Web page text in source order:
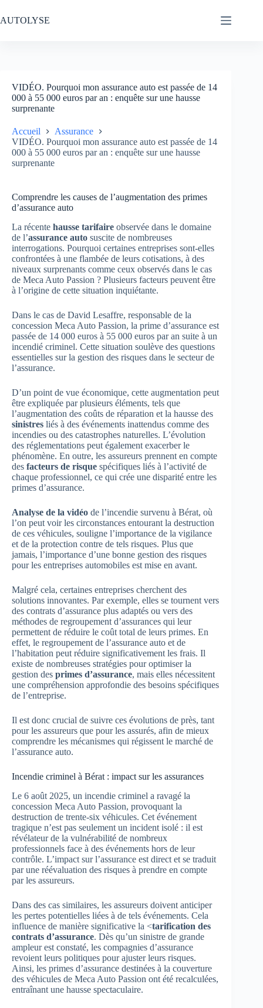
au
contenu
AUTOLYSE
VIDÉO. Pourquoi mon assurance auto est passée de 14
000 à 55 000 euros par an : enquête sur une hausse
surprenante
Accueil
Assurance
VIDÉO. Pourquoi mon assurance auto est passée de 14
000 à 55 000 euros par an : enquête sur une hausse
surprenante
Comprendre les causes de l’augmentation des primes
d’assurance auto
La récente hausse tarifaire observée dans le domaine
de l’assurance auto suscite de nombreuses
interrogations. Pourquoi certaines entreprises sont-elles
confrontées à une flambée de leurs cotisations, à des
niveaux surprenants comme ceux observés dans le cas
de Meca Auto Passion ? Plusieurs facteurs peuvent être
à l’origine de cette situation inquiétante.
Dans le cas de David Lesaffre, responsable de la
concession Meca Auto Passion, la prime d’assurance est
passée de 14 000 euros à 55 000 euros par an suite à un
incendié criminel. Cette situation soulève des questions
essentielles sur la gestion des risques dans le secteur de
l’assurance.
D’un point de vue économique, cette augmentation peut
être expliquée par plusieurs éléments, tels que
l’augmentation des coûts de réparation et la hausse des
sinistres liés à des événements inattendus comme des
incendies ou des catastrophes naturelles. L’évolution
des réglementations peut également exacerber le
phénomène. En outre, les assureurs prennent en compte
des facteurs de risque spécifiques liés à l’activité de
chaque professionnel, ce qui crée une disparité entre les
primes d’assurance.
Analyse de la vidéo de l’incendie survenu à Bérat, où
l’on peut voir les circonstances entourant la destruction
de ces véhicules, souligne l’importance de la vigilance
et de la protection contre de tels risques. Plus que
jamais, l’importance d’une bonne gestion des risques
pour les entreprises automobiles est mise en avant.
Malgré cela, certaines entreprises cherchent des
solutions innovantes. Par exemple, elles se tournent vers
des contrats d’assurance plus adaptés ou vers des
méthodes de regroupement d’assurances qui leur
permettent de réduire le coût total de leurs primes. En
effet, le regroupement de l’assurance auto et de
l’habitation peut réduire significativement les frais. Il
existe de nombreuses stratégies pour optimiser la
gestion des primes d’assurance, mais elles nécessitent
une compréhension approfondie des besoins spécifiques
de l’entreprise.
Il est donc crucial de suivre ces évolutions de près, tant
pour les assureurs que pour les assurés, afin de mieux
comprendre les mécanismes qui régissent le marché de
l’assurance auto.
Incendie criminel à Bérat : impact sur les assurances
Le 6 août 2025, un incendie criminel a ravagé la
concession Meca Auto Passion, provoquant la
destruction de trente-six véhicules. Cet événement
tragique n’est pas seulement un incident isolé : il est
révélateur de la vulnérabilité de nombreux
professionnels face à des événements hors de leur
contrôle. L’impact sur l’assurance est direct et se traduit
par une réévaluation des risques à prendre en compte
par les assureurs.
Dans des cas similaires, les assureurs doivent anticiper
les pertes potentielles liées à de tels événements. Cela
influence de manière significative la <tarification des
contrats d’assurance. Dès qu’un sinistre de grande
ampleur est constaté, les compagnies d’assurance
revoient leurs politiques pour ajuster leurs risques.
Ainsi, les primes d’assurance destinées à la couverture
des véhicules de Meca Auto Passion ont été recalculées,
entraînant une hausse spectaculaire.